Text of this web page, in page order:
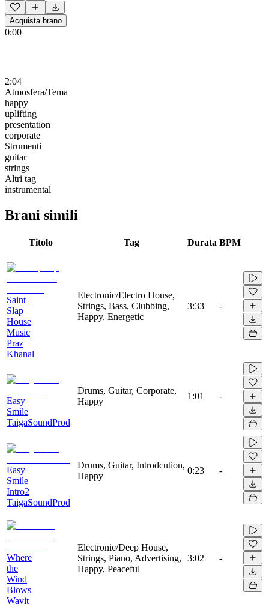
Acquista brano
0:00
2:04
Atmosfera/Tema
happy
uplifting
presentation
corporate
Strumenti
guitar
strings
Altri tag
instrumental
Brani simili
Titolo Tag Durata BPM
Saint |
Slap
House
Music
Praz
Khanal
Electronic/Electro House,
Strings, Bass, Clubbing,
Happy, Energetic
3:33 -
Easy
Smile
TaigaSoundProd
Drums, Guitar, Corporate,
Happy
1:01 -
Easy
Smile
Intro2
TaigaSoundProd
Drums, Guitar, Introdcution,
Happy
0:23 -
Where
the
Wind
Blows
Wavit
Electronic/Deep House,
Strings, Piano, Advertising,
Happy, Peaceful
3:02 -